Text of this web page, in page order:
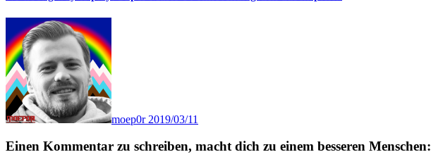
moep0r 2019/03/11
Einen Kommentar zu schreiben, macht dich zu einem besseren Menschen: